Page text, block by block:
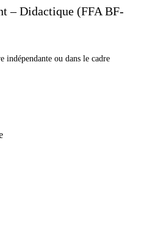
– Didactique (FFA BF-
indépendante ou dans le cadre